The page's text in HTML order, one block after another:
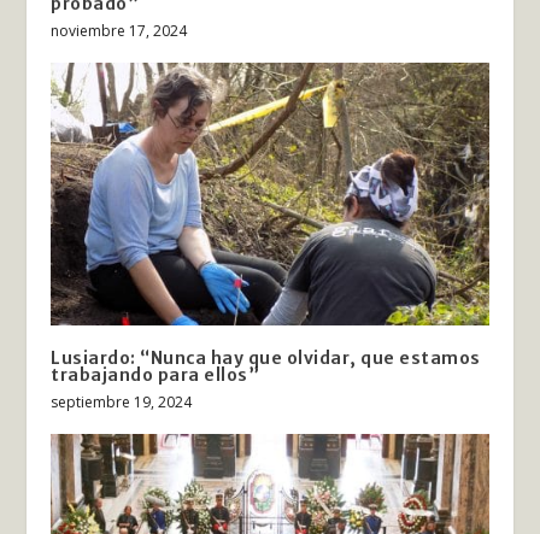
noviembre 17, 2024
Lusiardo: “Nunca hay que olvidar, que estamos
trabajando para ellos”
septiembre 19, 2024